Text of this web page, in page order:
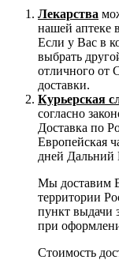
Лекарства
нашей аптеке
Если у Вас в
выбрать
отличного от
доставки.
Курьерская
согласно
Доставка по
Европейская
дней Дальний
Мы доставим
территории
пункт выдачи
при
Стоимость